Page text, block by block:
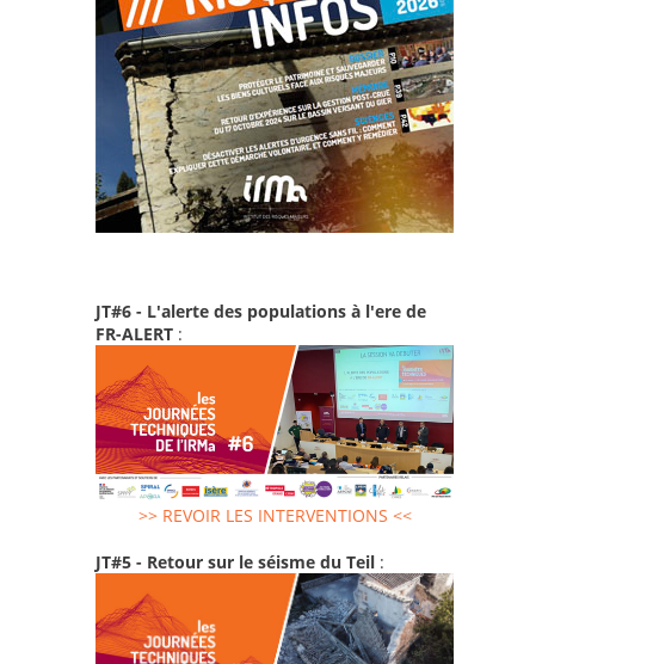
JT#6 - L'alerte des populations à l'ere de
FR-ALERT :
>> REVOIR LES INTERVENTIONS <<
JT#5 - Retour sur le séisme du Teil :